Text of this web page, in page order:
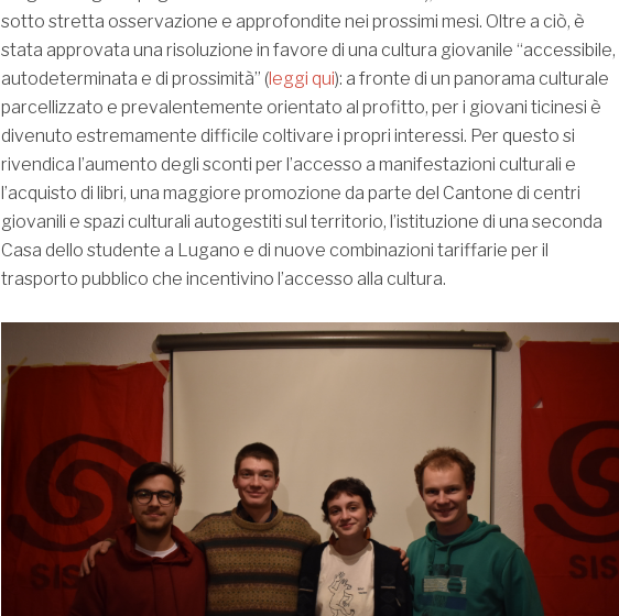
sotto stretta osservazione e approfondite nei prossimi mesi. Oltre a ciò, è
stata approvata una risoluzione in favore di una cultura giovanile “accessibile,
autodeterminata e di prossimità” (leggi qui): a fronte di un panorama culturale
parcellizzato e prevalentemente orientato al profitto, per i giovani ticinesi è
divenuto estremamente difficile coltivare i propri interessi. Per questo si
rivendica l’aumento degli sconti per l’accesso a manifestazioni culturali e
l’acquisto di libri, una maggiore promozione da parte del Cantone di centri
giovanili e spazi culturali autogestiti sul territorio, l’istituzione di una seconda
Casa dello studente a Lugano e di nuove combinazioni tariffarie per il
trasporto pubblico che incentivino l’accesso alla cultura.